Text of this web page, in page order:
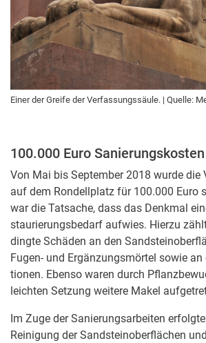
Einer der Greife der Verfassungssäule. | Quelle:
100.000 Euro
Von Mai bis September 2018 wurde die
auf dem Rondellplatz für 100.000 Euro
war die Tatsache, dass das Denkmal
stau­rie­rungs­be­darf aufwies. Hierzu
dingte Schäden an den
Fugen- und Ergän­zungs­mör­tel sowie
tio­nen. Ebenso waren durch
leichten Setzung weitere Makel
Im Zuge der Sanierungsarbeiten
Reinigung der Sandstei­no­ber­flä­chen